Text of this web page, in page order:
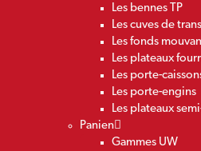
Les bennes TP
Les cuves de
Les fonds
Les plateaux
Les porte-
Les porte-engins
Les plateaux
Panien
Gammes UW